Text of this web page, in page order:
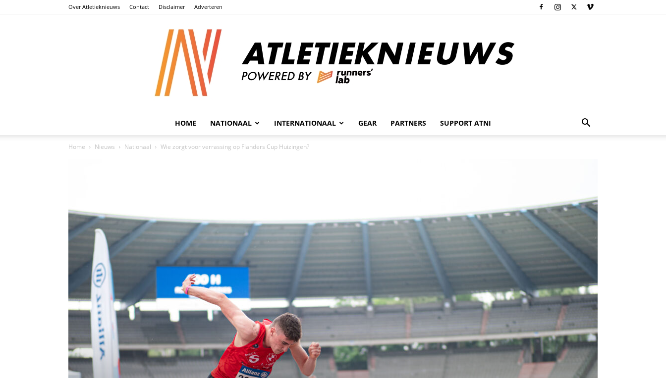
Over Atletieknieuws Contact Disclaimer Adverteren
HOME NATIONAAL INTERNATIONAAL GEAR PARTNERS SUPPORT ATNI
Home Nieuws Nationaal Wie zorgt voor verrassing op Flanders Cup Huizingen?